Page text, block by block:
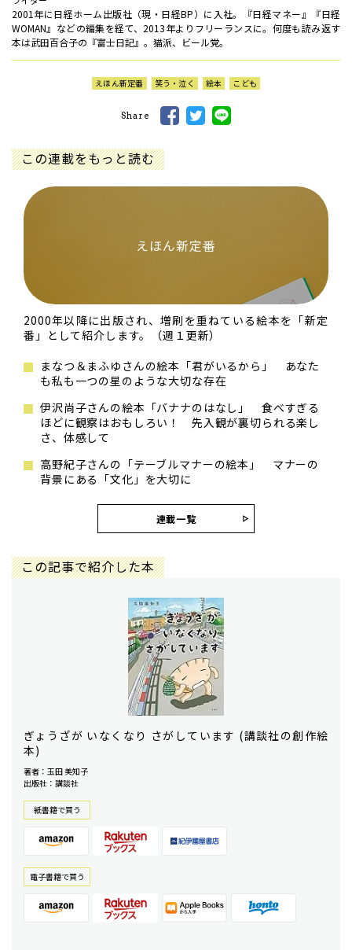
2001年に日経ホーム出版社（現・日経BP）に入社。『日経マネー』『日経
WOMAN』などの編集を経て、2013年よりフリーランスに。何度も読み返す
本は武田百合子の『富士日記』。猫派、ビール党。
えほん新定番 笑う・泣く 絵本 こども
Share
この連載をもっと読む
えほん新定番
2000年以降に出版され、増刷を重ねている絵本を「新定
番」として紹介します。（週１更新）
まなつ＆まふゆさんの絵本「君がいるから」 あなた
も私も一つの星のような大切な存在
伊沢尚子さんの絵本「バナナのはなし」 食べすぎる
ほどに観察はおもしろい！ 先入観が裏切られる楽し
さ、体感して
高野紀子さんの「テーブルマナーの絵本」 マナーの
背景にある「文化」を大切に
連載一覧
この記事で紹介した本
ぎょうざが いなくなり さがしています (講談社の創作絵
本)
著者：玉田 美知子
出版社：講談社
紙書籍で買う
電⼦書籍で買う